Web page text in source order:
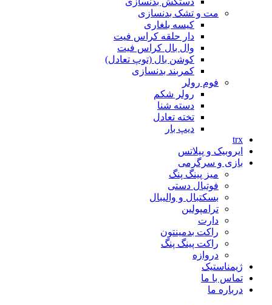
مت و تشک بدنسازی
کیسه بلغاری
دار حلقه کراس فیت
وال بال کراس فیت
کوشن بال (توپ تعادل)
کمربند بدنسازی
فوم رولر
رولر شکم
دسته شنا
تخته تعادل
دیپ بار
trx
ایروبیک و پیلاتس
بازی و سرگرمی
میز پینگ پنگ
فوتبال دستی
بسکتبال و والیبال
ترامپولین
دارت
راکت بدمینتون
راکت پینگ پنگ
دروازه
ژیمناستیک
تماس با ما
درباره ما